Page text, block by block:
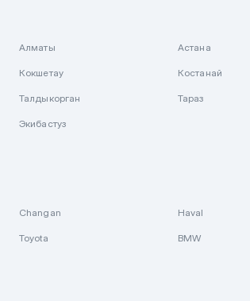
Алматы Астана
Кокшетау Костанай
Талдыкорган Тараз
Экибастуз
Changan Haval
Toyota BMW